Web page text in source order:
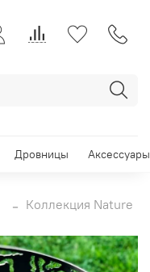
Дровницы Аксессуары
Коллекция Nature